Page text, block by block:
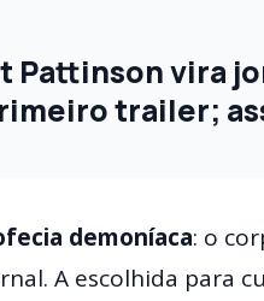
Pattinson vira
trailer;
demoníaca: o
A escolhida para